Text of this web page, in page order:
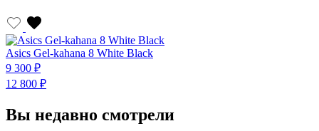
Asics Gel-kahana 8 White Black
9 300 ₽
12 800 ₽
Вы недавно смотрели